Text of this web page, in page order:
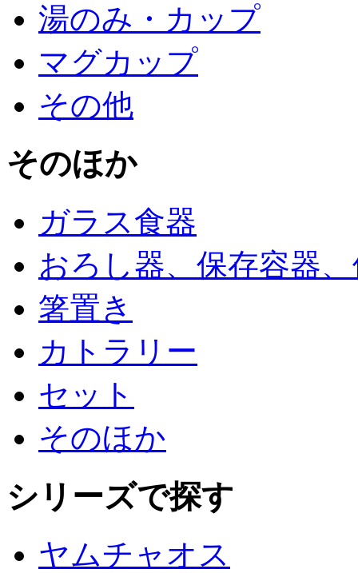
湯のみ・カップ
マグカップ
その他
そのほか
ガラス食器
おろし器、保存容器
箸置き
カトラリー
セット
そのほか
シリーズで探す
ヤムチャオス